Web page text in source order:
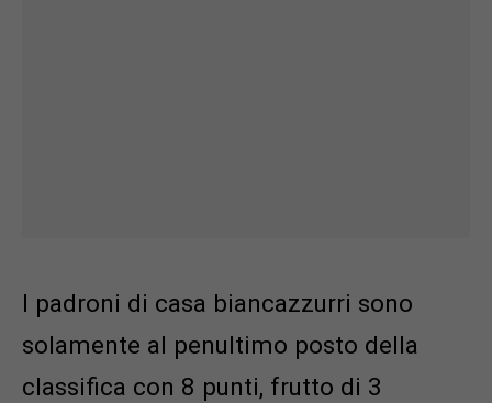
I padroni di casa biancazzurri sono
solamente al penultimo posto della
classifica con 8 punti, frutto di 3